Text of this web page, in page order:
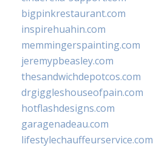
bigpinkrestaurant.com
inspirehuahin.com
memmingerspainting.com
jeremypbeasley.com
thesandwichdepotcos.com
drgiggleshouseofpain.com
hotflashdesigns.com
garagenadeau.com
lifestylechauffeurservice.com